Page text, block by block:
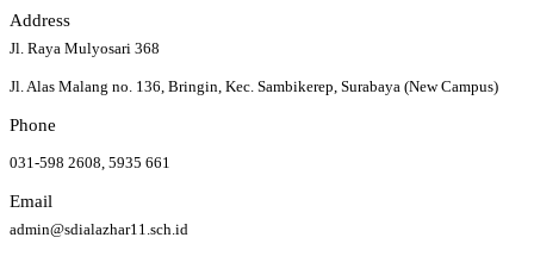
Address
Jl. Raya Mulyosari 368
Jl. Alas Malang no. 136, Bringin, Kec. Sambikerep, Surabaya (New Campus)
Phone
031-598 2608, 5935 661
Email
admin@sdialazhar11.sch.id